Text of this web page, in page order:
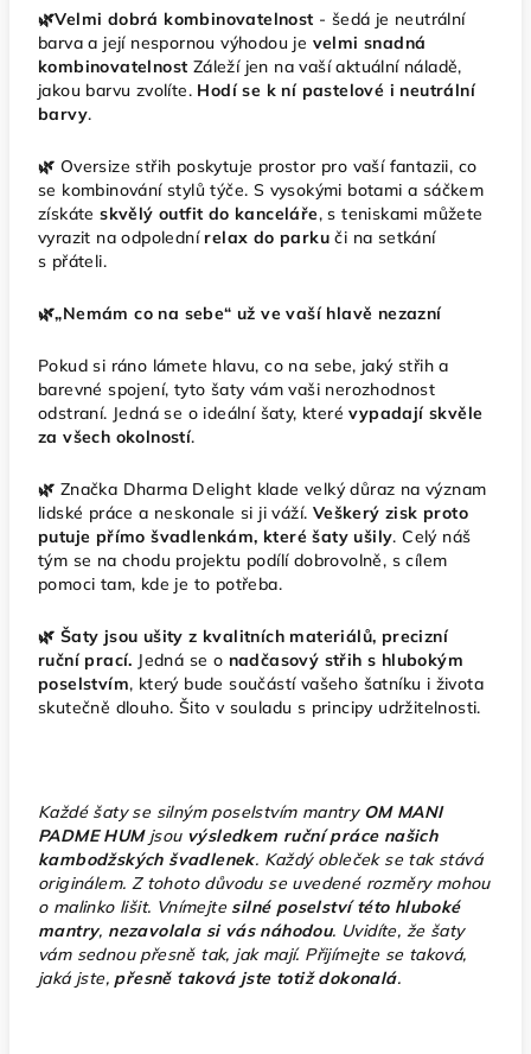
🌿Velmi dobrá kombinovatelnost - šedá je neutrální
barva a její nespornou výhodou je velmi snadná
kombinovatelnost Záleží jen na vaší aktuální náladě,
jakou barvu zvolíte. Hodí se k ní pastelové i neutrální
barvy.
🌿 Oversize střih poskytuje prostor pro vaší fantazii, co
se kombinování stylů týče. S vysokými botami a sáčkem
získáteskvělý outfit do kanceláře, s teniskami můžete
vyrazit na odpolednírelax do parku či na setkání
s přáteli.
🌿„Nemám co na sebe“ už ve vaší hlavě nezazní
Pokud si ráno lámete hlavu, co na sebe, jaký střih a
barevné spojení, tyto šaty vám vaši nerozhodnost
odstraní. Jedná se o ideální šaty, kterévypadají skvěle
za všech okolností.
🌿 Značka Dharma Delight klade velký důraz na význam
lidské práce a neskonale si ji váží. Veškerý zisk proto
putuje přímo švadlenkám, které šaty ušily. Celý náš
tým se na chodu projektu podílí dobrovolně, s cílem
pomoci tam, kde je to potřeba.
🌿 Šaty jsou ušity z kvalitních materiálů, precizní
ruční prací. Jedná se o nadčasový střih s hlubokým
poselstvím, který bude součástí vašeho šatníku i života
skutečně dlouho. Šito v souladu s principy udržitelnosti.
Každé šaty se silným poselstvím mantry OM MANI
PADME HUMjsou výsledkem ruční práce našich
kambodžských švadlenek. Každý obleček se tak stává
originálem. Z tohoto důvodu se uvedené rozměry mohou
o malinko lišit. Vnímejte silné poselství této hluboké
mantry, nezavolala si vás náhodou. Uvidíte, že šaty
vám sednou přesně tak, jak mají. Přijímejte se taková,
jaká jste, přesně taková jste totiž dokonalá.